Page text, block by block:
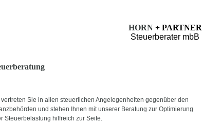
HORN + PARTNER
Steuerberater mbB
vertreten Sie in allen steuerlichen Angelegenheiten gegenüber den
und stehen Ihnen mit unserer Beratung zur Optimierung
Steuerbelastung hilfreich zur Seite.